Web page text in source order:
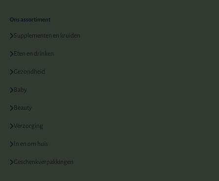
Ons assortiment
Supplementen en kruiden
Eten en drinken
Gezondheid
Baby
Beauty
Verzorging
In en om huis
Geschenkverpakkingen